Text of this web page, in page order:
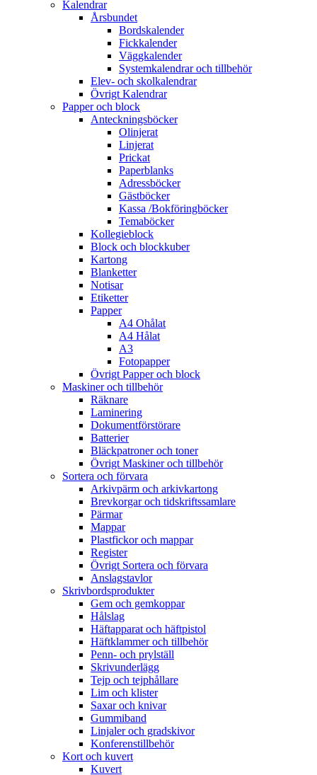
Kalendrar
Årsbundet
Bordskalender
Fickkalender
Väggkalender
Systemkalendrar och tillbehör
Elev- och skolkalendrar
Övrigt Kalendrar
Papper och block
Anteckningsböcker
Olinjerat
Linjerat
Prickat
Paperblanks
Adressböcker
Gästböcker
Kassa /Bokföringböcker
Temaböcker
Kollegieblock
Block och blockkuber
Kartong
Blanketter
Notisar
Etiketter
Papper
A4 Ohålat
A4 Hålat
A3
Fotopapper
Övrigt Papper och block
Maskiner och tillbehör
Räknare
Laminering
Dokumentförstörare
Batterier
Bläckpatroner och toner
Övrigt Maskiner och tillbehör
Sortera och förvara
Arkivpärm och arkivkartong
Brevkorgar och tidskriftssamlare
Pärmar
Mappar
Plastfickor och mappar
Register
Övrigt Sortera och förvara
Anslagstavlor
Skrivbordsprodukter
Gem och gemkoppar
Hålslag
Häftapparat och häftpistol
Häftklammer och tillbehör
Penn- och prylställ
Skrivunderlägg
Tejp och tejphållare
Lim och klister
Saxar och knivar
Gummiband
Linjaler och gradskivor
Konferenstillbehör
Kort och kuvert
Kuvert